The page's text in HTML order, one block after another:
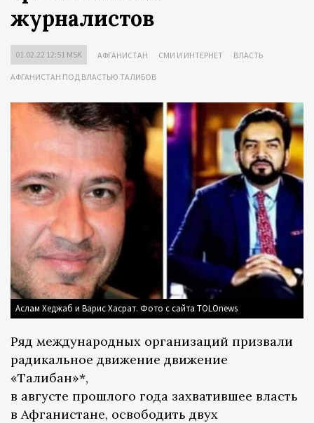
журналистов
01.02.22 12:51 MSK АФГАНИСТАН СМИ И ИНТЕРНЕТ ВЛАСТЬ
АФГАНИСТАН ПОД ВЛАСТЬЮ ТАЛИБОВ
Аслам Хеджаб и Варис Хасрат. Фото с сайта TOLOnews
Ряд международных организаций призвали
радикальное движение движение
«Талибан»*,
в августе прошлого года захватившее власть
в Афганистане, освободить двух